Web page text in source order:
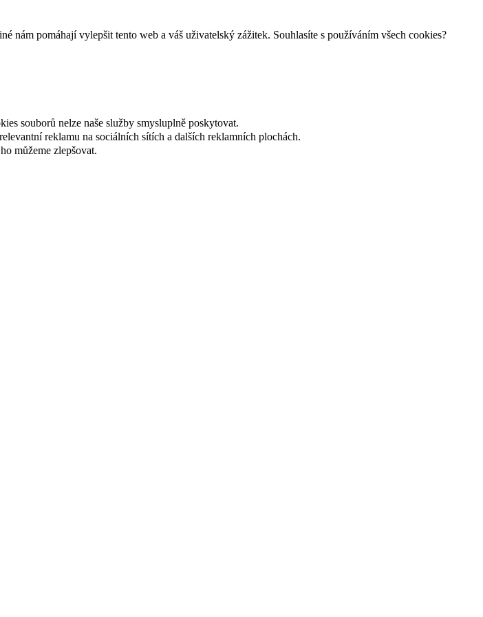
nám pomáhají vylepšit tento web a váš uživatelský zážitek. Souhlasíte s používáním všech cookies?
souborů nelze naše služby smysluplně poskytovat.
reklamu na sociálních sítích a dalších reklamních plochách.
můžeme zlepšovat.